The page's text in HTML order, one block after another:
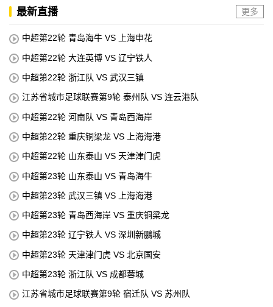
最新直播 更多
中超第22轮 青岛海牛 VS 上海申花
中超第22轮 大连英博 VS 辽宁铁人
中超第22轮 浙江队 VS 武汉三镇
江苏省城市足球联赛第9轮 泰州队 VS 连云港队
中超第22轮 河南队 VS 青岛西海岸
中超第22轮 重庆铜梁龙 VS 上海海港
中超第22轮 山东泰山 VS 天津津门虎
中超第23轮 山东泰山 VS 青岛海牛
中超第23轮 武汉三镇 VS 上海海港
中超第23轮 青岛西海岸 VS 重庆铜梁龙
中超第23轮 辽宁铁人 VS 深圳新鵬城
中超第23轮 天津津门虎 VS 北京国安
中超第23轮 浙江队 VS 成都蓉城
江苏省城市足球联赛第9轮 宿迁队 VS 苏州队